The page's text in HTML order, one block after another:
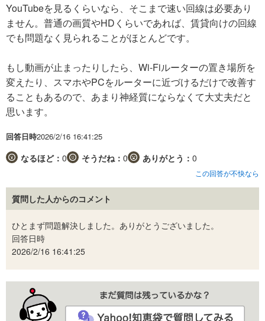
YouTubeを見るくらいなら、そこまで速い回線は必要あり
ません。普通の画質やHDくらいであれば、賃貸向けの回線
でも問題なく見られることがほとんどです。
もし動画が止まったりしたら、Wi-Fiルーターの置き場所を
変えたり、スマホやPCをルーターに近づけるだけで改善す
ることもあるので、あまり神経質にならなくて大丈夫だと
思います。
回答日時2026/2/16 16:41:25
なるほど： 0 そうだね： 0 ありがとう： 0
この回答が不快なら
質問した人からのコメント
ひとまず問題解決しました。ありがとうございました。
回答日時
2026/2/16 16:41:25